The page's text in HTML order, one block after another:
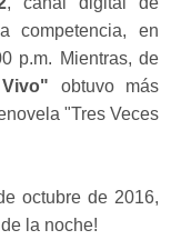
competencia, en
p.m. Mientras, de
obtuvo más
"Tres Veces
octubre de 2016,
la noche!